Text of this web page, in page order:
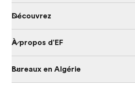
Découvrez
À propos d'EF
Bureaux en Algérie